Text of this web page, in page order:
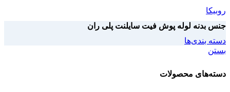
روبیکا
جنس بدنه لوله پوش فیت سایلنت پلی ران
دسته بندی‌ها
بستن
دسته‌های محصولات